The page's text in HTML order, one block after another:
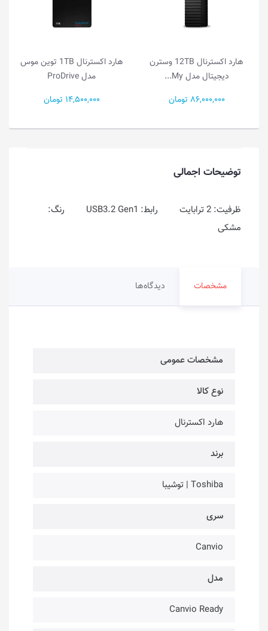
هارد اکسترنال 12TB وسترن
دیجیتال مدل My...
86,000,000 تومان
هارد اکسترنال 1TB توین موس
مدل ProDrive
14,500,000 تومان
توضیحات اجمالی
ظرفیت: 2 ترابایت رابط: USB3.2 Gen1 رنگ:
مشکی
مشخصات دیدگاه‌ها
مشخصات عمومی
نوع کالا
هارد اکسترنال
برند
Toshiba | توشیبا
سری
Canvio
مدل
Canvio Ready